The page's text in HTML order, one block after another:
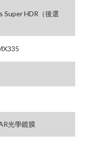
Super HDR（後選
光學鍍膜